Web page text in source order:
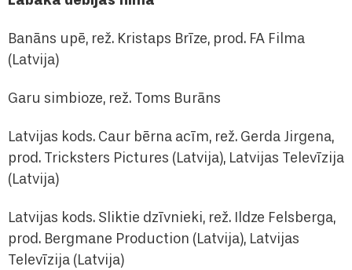
Banāns upē, rež. Kristaps Brīze, prod. FA Filma
(Latvija)
Garu simbioze, rež. Toms Burāns
Latvijas kods. Caur bērna acīm, rež. Gerda Jirgena,
prod. Tricksters Pictures (Latvija), Latvijas Televīzija
(Latvija)
Latvijas kods. Sliktie dzīvnieki, rež. Ildze Felsberga,
prod. Bergmane Production (Latvija), Latvijas
Televīzija (Latvija)